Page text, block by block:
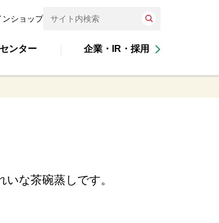
ンショップ
ンター 企業・IR・採用
な茶碗蒸しです。